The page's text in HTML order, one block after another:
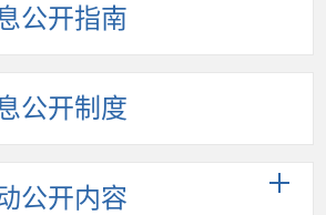
公开指南
公开制度
公开内容